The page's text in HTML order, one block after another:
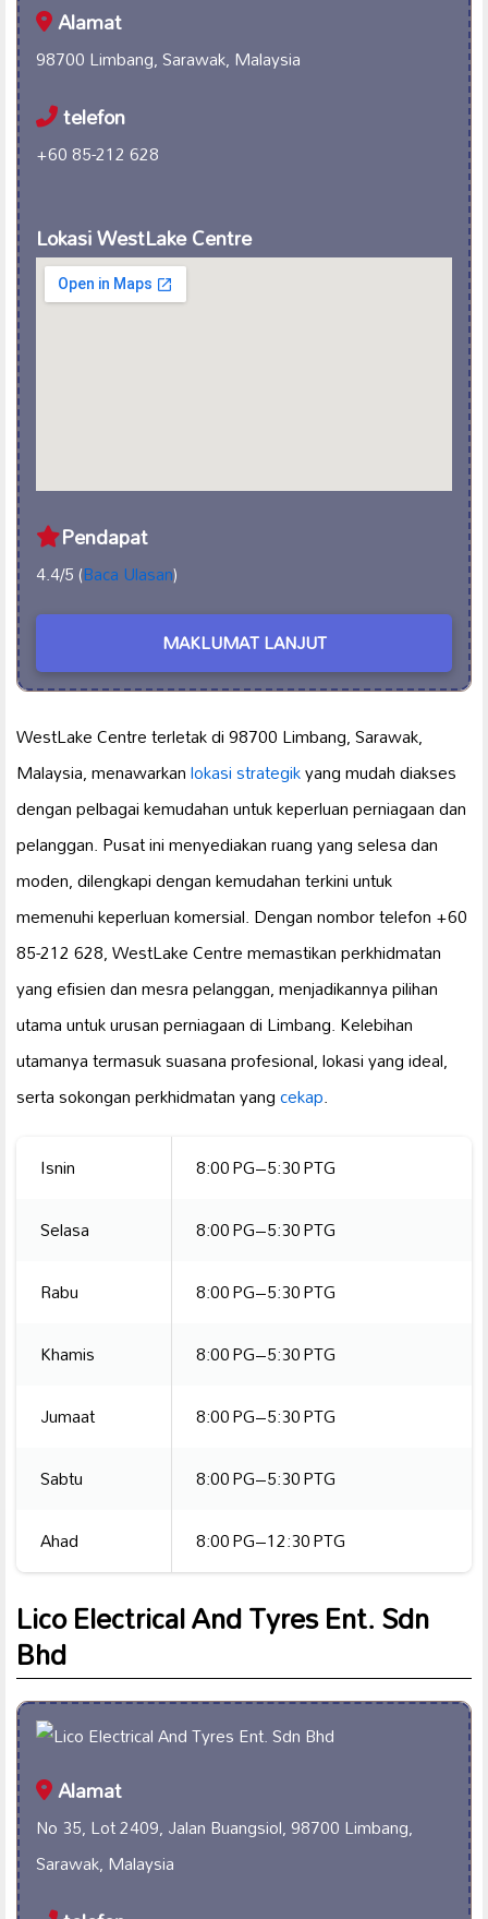
Alamat
98700 Limbang, Sarawak, Malaysia
telefon
+60 85-212 628
Lokasi WestLake Centre
Pendapat
4.4/5 (Baca Ulasan)
MAKLUMAT LANJUT
WestLake Centre terletak di 98700 Limbang, Sarawak,
Malaysia, menawarkanlokasi strategikyang mudah diakses
dengan pelbagai kemudahan untuk keperluan perniagaan dan
pelanggan. Pusat ini menyediakan ruang yang selesa dan
moden, dilengkapi dengan kemudahan terkini untuk
memenuhi keperluan komersial. Dengan nombor telefon +60
85-212 628, WestLake Centre memastikan perkhidmatan
yang efisien dan mesra pelanggan, menjadikannya pilihan
utama untuk urusan perniagaan di Limbang. Kelebihan
utamanya termasuk suasana profesional, lokasi yang ideal,
serta sokongan perkhidmatan yangcekap.
Isnin
8:00 PG–5:30 PTG
Selasa
8:00 PG–5:30 PTG
Rabu
8:00 PG–5:30 PTG
Khamis
8:00 PG–5:30 PTG
Jumaat
8:00 PG–5:30 PTG
Sabtu
8:00 PG–5:30 PTG
Ahad
8:00 PG–12:30 PTG
Lico Electrical And Tyres Ent. Sdn
Bhd
Alamat
No 35, Lot 2409, Jalan Buangsiol, 98700 Limbang,
Sarawak, Malaysia